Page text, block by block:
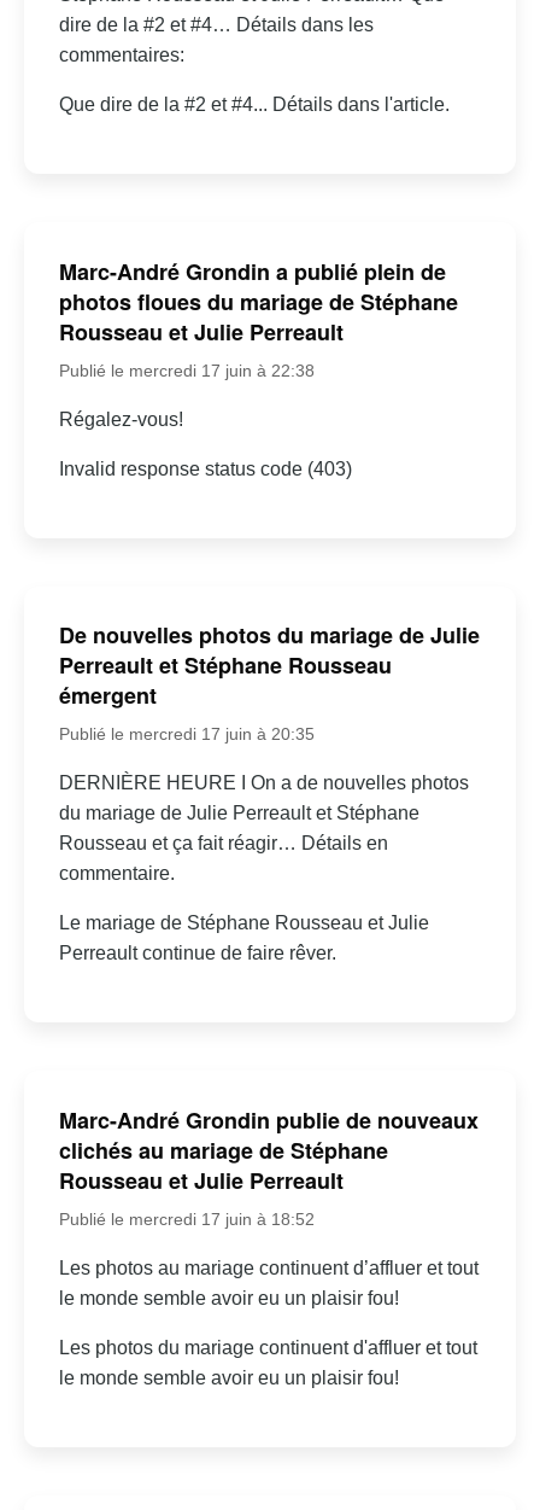
dire de la #2 et #4… Détails dans les
commentaires:
Que dire de la #2 et #4... Détails dans l'article.
Marc-André Grondin a publié plein de
photos floues du mariage de Stéphane
Rousseau et Julie Perreault
Publié le mercredi 17 juin à 22:38
Régalez-vous!
Invalid response status code (403)
De nouvelles photos du mariage de Julie
Perreault et Stéphane Rousseau
émergent
Publié le mercredi 17 juin à 20:35
DERNIÈRE HEURE I On a de nouvelles photos
du mariage de Julie Perreault et Stéphane
Rousseau et ça fait réagir… Détails en
commentaire.
Le mariage de Stéphane Rousseau et Julie
Perreault continue de faire rêver.
Marc-André Grondin publie de nouveaux
clichés au mariage de Stéphane
Rousseau et Julie Perreault
Publié le mercredi 17 juin à 18:52
Les photos au mariage continuent d’affluer et tout
le monde semble avoir eu un plaisir fou!
Les photos du mariage continuent d'affluer et tout
le monde semble avoir eu un plaisir fou!